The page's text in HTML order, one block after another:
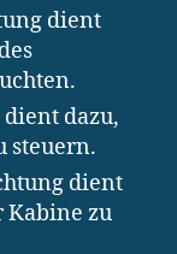
dient
dazu,
steuern.
dient
Kabine zu